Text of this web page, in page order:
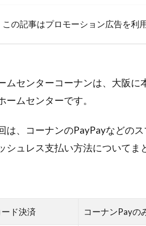
この記事はプロモーション広告を利
ムセンターコーナンは、大阪
ームセンターです。
は、コーナンのPayPayなどの
シュレス支払い方法についてま
ード決済 コーナンPayの